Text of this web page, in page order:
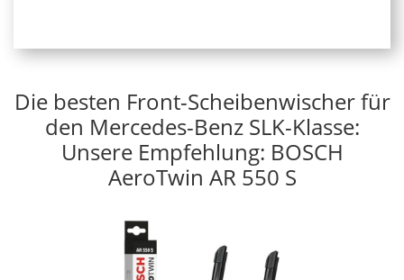
Die besten Front-Scheibenwischer für
den Mercedes-Benz SLK-Klasse:
Unsere Empfehlung: BOSCH
AeroTwin AR 550 S